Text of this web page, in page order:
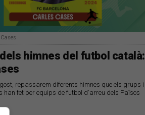
himnes del futbol català:
repassarem diferents himnes que els grups i
han fet per equips de futbol d'arreu dels Països